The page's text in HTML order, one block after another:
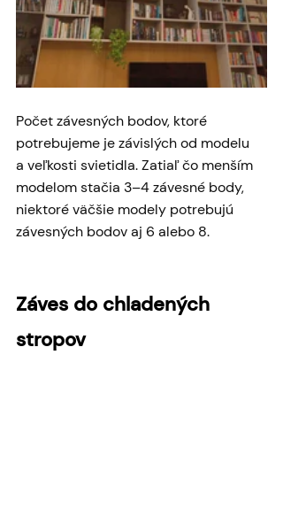
Počet závesných bodov, ktoré
potrebujeme je závislých od modelu
a veľkosti svietidla. Zatiaľ čo menším
modelom stačia 3–4 závesné body,
niektoré väčšie modely potrebujú
závesných bodov aj 6 alebo 8.
Záves do chladených
stropov